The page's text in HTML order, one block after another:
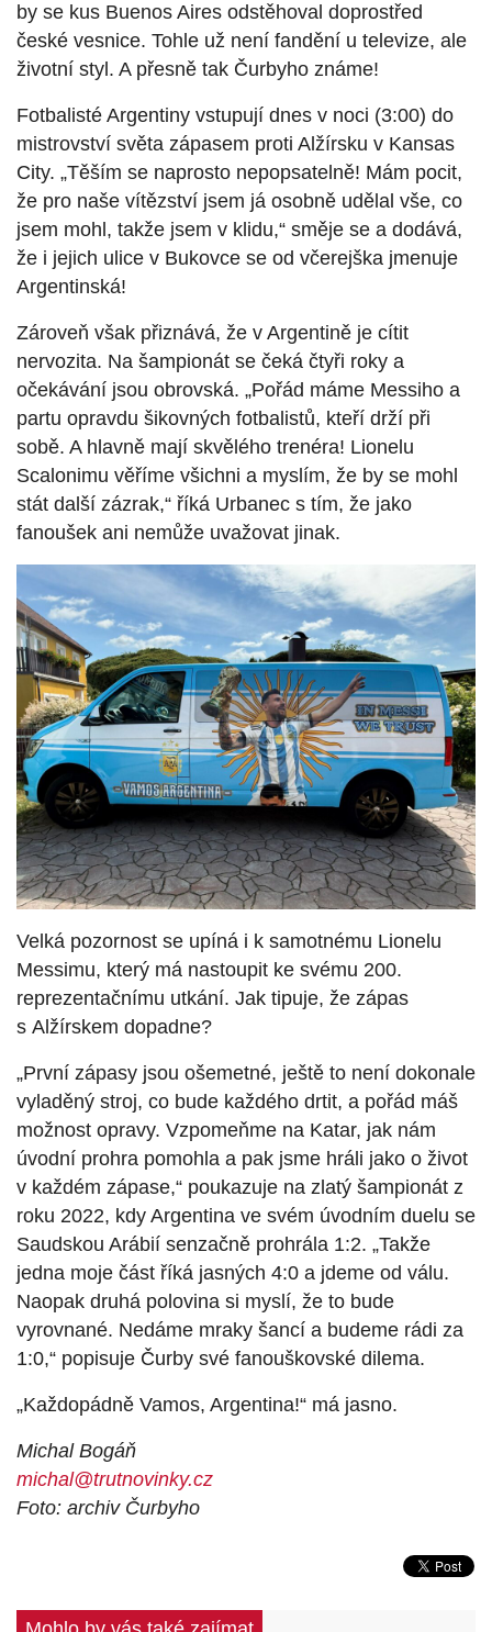
by se kus Buenos Aires odstěhoval doprostřed
české vesnice. Tohle už není fandění u televize, ale
životní styl. A přesně tak Čurbyho známe!
Fotbalisté Argentiny vstupují dnes v noci (3:00) do
mistrovství světa zápasem proti Alžírsku v Kansas
City. „Těším se naprosto nepopsatelně! Mám pocit,
že pro naše vítězství jsem já osobně udělal vše, co
jsem mohl, takže jsem v klidu,“ směje se a dodává,
že i jejich ulice v Bukovce se od včerejška jmenuje
Argentinská!
Zároveň však přiznává, že v Argentině je cítit
nervozita. Na šampionát se čeká čtyři roky a
očekávání jsou obrovská. „Pořád máme Messiho a
partu opravdu šikovných fotbalistů, kteří drží při
sobě. A hlavně mají skvělého trenéra! Lionelu
Scalonimu věříme všichni a myslím, že by se mohl
stát další zázrak,“ říká Urbanec s tím, že jako
fanoušek ani nemůže uvažovat jinak.
Velká pozornost se upíná i k samotnému Lionelu
Messimu, který má nastoupit ke svému 200.
reprezentačnímu utkání. Jak tipuje, že zápas
s Alžírskem dopadne?
„První zápasy jsou ošemetné, ještě to není dokonale
vyladěný stroj, co bude každého drtit, a pořád máš
možnost opravy. Vzpomeňme na Katar, jak nám
úvodní prohra pomohla a pak jsme hráli jako o život
v každém zápase,“ poukazuje na zlatý šampionát z
roku 2022, kdy Argentina ve svém úvodním duelu se
Saudskou Arábií senzačně prohrála 1:2. „Takže
jedna moje část říká jasných 4:0 a jdeme od válu.
Naopak druhá polovina si myslí, že to bude
vyrovnané. Nedáme mraky šancí a budeme rádi za
1:0,“ popisuje Čurby své fanouškovské dilema.
„Každopádně Vamos, Argentina!“ má jasno.
Michal Bogáň
michal@trutnovinky.cz
Foto: archiv Čurbyho